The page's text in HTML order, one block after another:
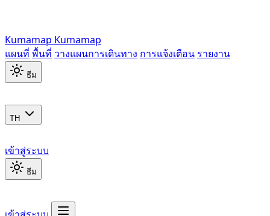
Kumamap Kumamap
แผนที่ พื้นที่ วางแผนการเดินทาง การแจ้งเตือน รายงาน
ธีม
TH
เข้าสู่ระบบ
ธีม